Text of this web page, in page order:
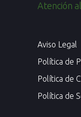
Atención
Aviso Legal
Política de
Política de
Política de